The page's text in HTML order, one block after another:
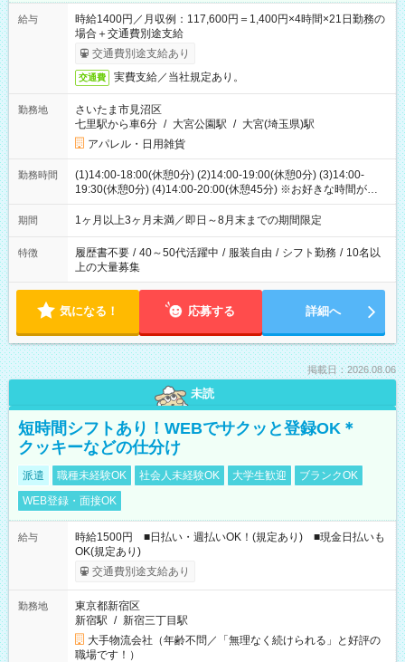
給与
時給1400円／月収例：117,600円＝1,400円×4時間×21日勤務の
場合＋交通費別途支給
交通費別途支給あり
交通費 実費支給／当社規定あり。
勤務地
さいたま市見沼区
七里駅から車6分 / 大宮公園駅 / 大宮(埼玉県)駅
アパレル・日用雑貨
勤務時間
(1)14:00-18:00(休憩0分) (2)14:00-19:00(休憩0分) (3)14:00-
19:30(休憩0分) (4)14:00-20:00(休憩45分) ※お好きな時間が選べ
ます
期間 1ヶ月以上3ヶ月未満／即日～8月末までの期間限定
特徴 履歴書不要 / 40～50代活躍中 / 服装自由 / シフト勤務 / 10名以
上の大量募集
気になる！ 応募する 詳細へ
掲載日：2026.08.06
未読
短時間シフトあり！WEBでサクッと登録OK＊
クッキーなどの仕分け
派遣 職種未経験OK 社会人未経験OK 大学生歓迎
ブランクOK
WEB登録・面接OK
給与
時給1500円 ■日払い・週払いOK！(規定あり) ■現金日払いも
OK(規定あり)
交通費別途支給あり
勤務地
東京都新宿区
新宿駅 / 新宿三丁目駅
大手物流会社（年齢不問／「無理なく続けられる」と好評の
職場です！）